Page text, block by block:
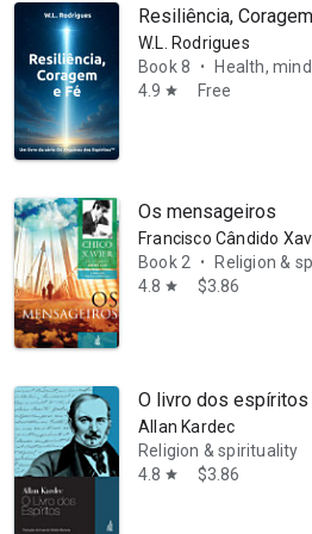
Resiliência,
W.L. Rodrigues
Book 8
•
Health,
4.9 star Free
Os mensageiros
Francisco Cândido
Book 2
•
Religion &
4.8 star $3.86
O livro dos espíritos
Allan Kardec
Religion & spirituality
4.8 star $3.86